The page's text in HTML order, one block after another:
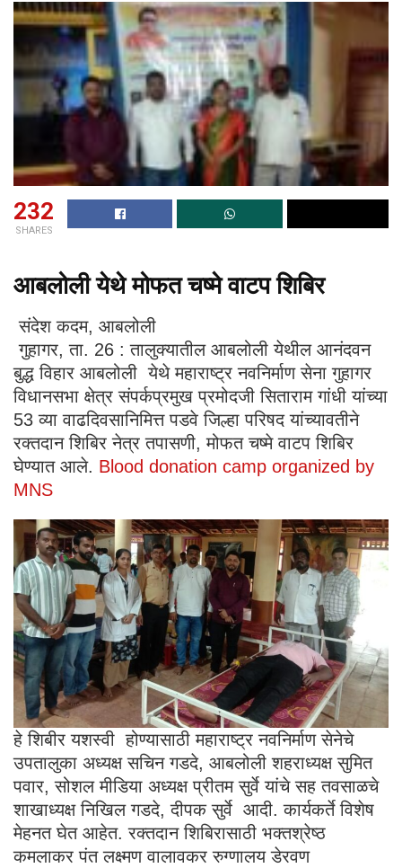
232
SHARES
आबलोली येथे मोफत चष्मे वाटप शिबिर
संदेश कदम, आबलोली
गुहागर, ता. 26 : तालुक्यातील आबलोली येथील आनंदवन
बुद्ध विहार आबलोली येथे महाराष्ट्र नवनिर्माण सेना गुहागर
विधानसभा क्षेत्र संपर्कप्रमुख प्रमोदजी सिताराम गांधी यांच्या
53 व्या वाढदिवसानिमित्त पडवे जिल्हा परिषद यांच्यावतीने
रक्तदान शिबिर नेत्र तपासणी, मोफत चष्मे वाटप शिबिर
घेण्यात आले. Blood donation camp organized by
MNS
हे शिबीर यशस्वी होण्यासाठी महाराष्ट्र नवनिर्माण सेनेचे
उपतालुका अध्यक्ष सचिन गडदे, आबलोली शहराध्यक्ष सुमित
पवार, सोशल मीडिया अध्यक्ष प्रीतम सुर्वे यांचे सह तवसाळचे
शाखाध्यक्ष निखिल गडदे, दीपक सुर्वे आदी. कार्यकर्ते विशेष
मेहनत घेत आहेत. रक्तदान शिबिरासाठी भक्तश्रेष्ठ
कमलाकर पंत लक्ष्मण वालावकर रुग्णालय डेरवण